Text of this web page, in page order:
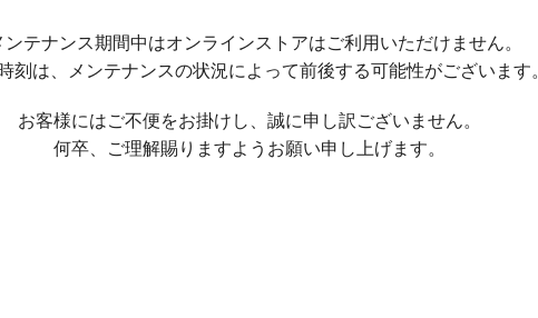
ンテナンス期間中はオンラインストアはご利用いただけません。
刻は、メンテナンスの状況によって前後する可能性がございます。
お客様にはご不便をお掛けし、 誠に申し訳ございません。
何卒、ご理解賜りますようお願い申し上げます。